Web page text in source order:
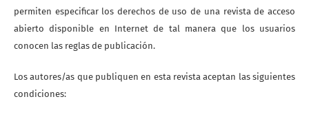
permiten especificar los derechos de uso de una revista de acceso
abierto disponible en Internet de tal manera que los usuarios
conocen las reglas de publicación.
Los autores/as que publiquen en esta revista aceptan las siguientes
condiciones: